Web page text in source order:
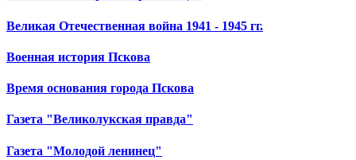
Великая Отечественная война 1941 - 1945 гг.
Военная история Пскова
Время основания города Пскова
Газета "Великолукская правда"
Газета "Молодой ленинец"